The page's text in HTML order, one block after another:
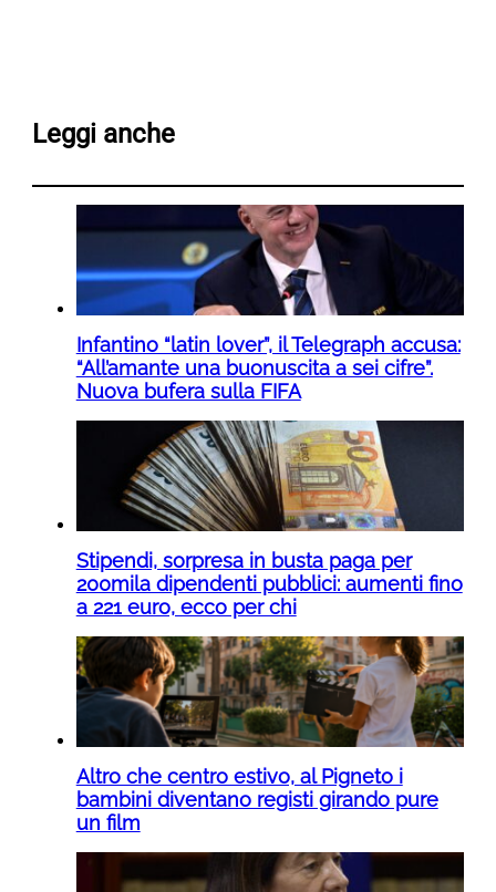
Leggi anche
Infantino “latin lover”, il Telegraph accusa:
“All’amante una buonuscita a sei cifre”.
Nuova bufera sulla FIFA
Stipendi, sorpresa in busta paga per
200mila dipendenti pubblici: aumenti fino
a 221 euro, ecco per chi
Altro che centro estivo, al Pigneto i
bambini diventano registi girando pure
un film